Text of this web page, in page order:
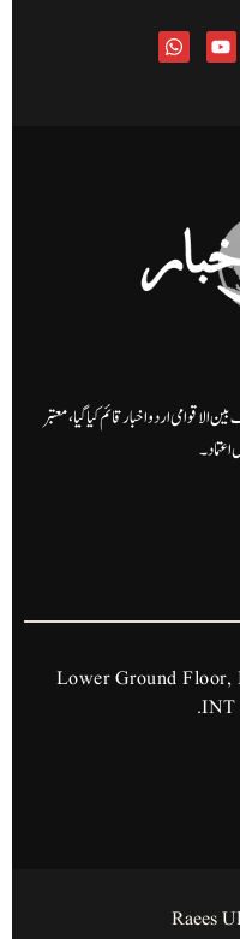
اردو اخبار قائم کیا گیا، معتبر
Lower Ground Floor,
INT